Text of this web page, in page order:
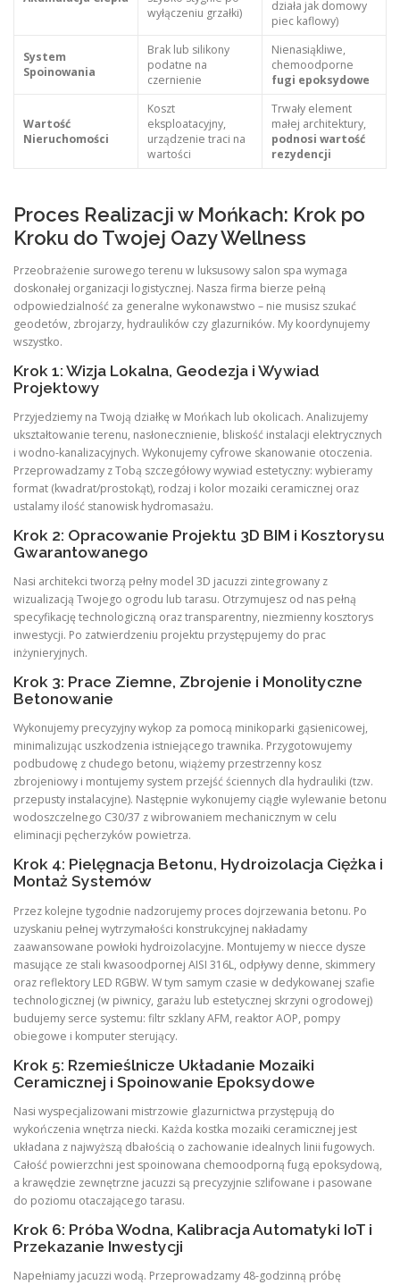
wyłączeniu grzałki)
działa jak domowy
piec kaflowy)
System
Spoinowania
Brak lub silikony
podatne na
czernienie
Nienasiąkliwe,
chemoodporne
fugi epoksydowe
Wartość
Nieruchomości
Koszt
eksploatacyjny,
urządzenie traci na
wartości
Trwały element
małej architektury,
podnosi wartość
rezydencji
Proces Realizacji w Mońkach: Krok po
Kroku do Twojej Oazy Wellness
Przeobrażenie surowego terenu w luksusowy salon spa wymaga
doskonałej organizacji logistycznej. Nasza firma bierze pełną
odpowiedzialność za generalne wykonawstwo – nie musisz szukać
geodetów, zbrojarzy, hydraulików czy glazurników. My koordynujemy
wszystko.
Krok 1: Wizja Lokalna, Geodezja i Wywiad
Projektowy
Przyjedziemy na Twoją działkę w Mońkach lub okolicach. Analizujemy
ukształtowanie terenu, nasłonecznienie, bliskość instalacji elektrycznych
i wodno-kanalizacyjnych. Wykonujemy cyfrowe skanowanie otoczenia.
Przeprowadzamy z Tobą szczegółowy wywiad estetyczny: wybieramy
format (kwadrat/prostokąt), rodzaj i kolor mozaiki ceramicznej oraz
ustalamy ilość stanowisk hydromasażu.
Krok 2: Opracowanie Projektu 3D BIM i Kosztorysu
Gwarantowanego
Nasi architekci tworzą pełny model 3D jacuzzi zintegrowany z
wizualizacją Twojego ogrodu lub tarasu. Otrzymujesz od nas pełną
specyfikację technologiczną oraz transparentny, niezmienny kosztorys
inwestycji. Po zatwierdzeniu projektu przystępujemy do prac
inżynieryjnych.
Krok 3: Prace Ziemne, Zbrojenie i Monolityczne
Betonowanie
Wykonujemy precyzyjny wykop za pomocą minikoparki gąsienicowej,
minimalizując uszkodzenia istniejącego trawnika. Przygotowujemy
podbudowę z chudego betonu, wiążemy przestrzenny kosz
zbrojeniowy i montujemy system przejść ściennych dla hydrauliki (tzw.
przepusty instalacyjne). Następnie wykonujemy ciągłe wylewanie betonu
wodoszczelnego C30/37 z wibrowaniem mechanicznym w celu
eliminacji pęcherzyków powietrza.
Krok 4: Pielęgnacja Betonu, Hydroizolacja Ciężka i
Montaż Systemów
Przez kolejne tygodnie nadzorujemy proces dojrzewania betonu. Po
uzyskaniu pełnej wytrzymałości konstrukcyjnej nakładamy
zaawansowane powłoki hydroizolacyjne. Montujemy w niecce dysze
masujące ze stali kwasoodpornej AISI 316L, odpływy denne, skimmery
oraz reflektory LED RGBW. W tym samym czasie w dedykowanej szafie
technologicznej (w piwnicy, garażu lub estetycznej skrzyni ogrodowej)
budujemy serce systemu: filtr szklany AFM, reaktor AOP, pompy
obiegowe i komputer sterujący.
Krok 5: Rzemieślnicze Układanie Mozaiki
Ceramicznej i Spoinowanie Epoksydowe
Nasi wyspecjalizowani mistrzowie glazurnictwa przystępują do
wykończenia wnętrza niecki. Każda kostka mozaiki ceramicznej jest
układana z najwyższą dbałością o zachowanie idealnych linii fugowych.
Całość powierzchni jest spoinowana chemoodporną fugą epoksydową,
a krawędzie zewnętrzne jacuzzi są precyzyjnie szlifowane i pasowane
do poziomu otaczającego tarasu.
Krok 6: Próba Wodna, Kalibracja Automatyki IoT i
Przekazanie Inwestycji
Napełniamy jacuzzi wodą. Przeprowadzamy 48-godzinną próbę